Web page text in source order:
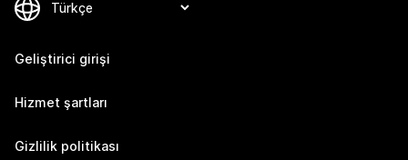
Geliştirici girişi
Hizmet şartları
Gizlilik politikası